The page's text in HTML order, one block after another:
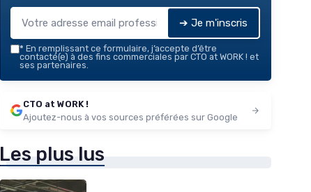
➔ Je m'inscris
* En remplissant ce formulaire, j’accepte d’être
contacté(e) à des fins commerciales par CTO at WORK ! et
ses partenaires.
CTO at WORK !
Ajoutez-nous à vos sources préférées sur Google
Les plus lus